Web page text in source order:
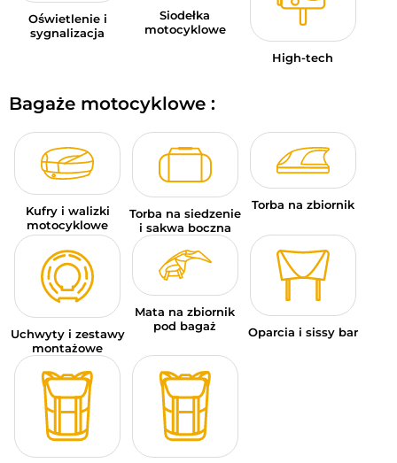
Oświetlenie i
sygnalizacja
Siodełka
motocyklowe
High-tech
Bagaże motocyklowe :
Kufry i walizki
motocyklowe
Torba na siedzenie
i sakwa boczna
Torba na zbiornik
Uchwyty i zestawy
montażowe
Mata na zbiornik
pod bagaż
Oparcia i sissy bar